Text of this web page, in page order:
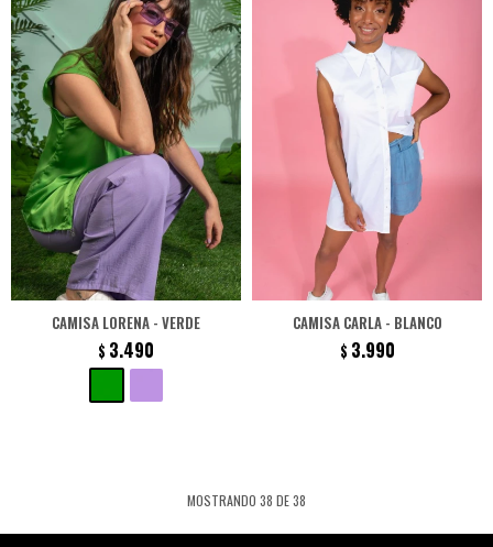
CAMISA LORENA - VERDE
$ 3.490
CAMISA CARLA - BLANCO
$ 3.990
MOSTRANDO 38 DE38